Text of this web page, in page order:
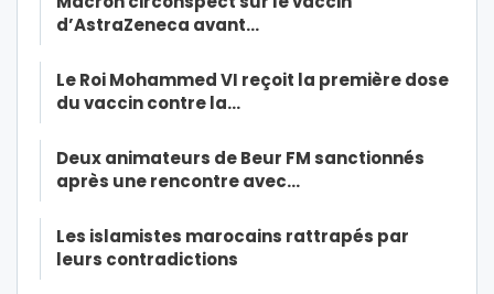
d’AstraZeneca avant…
Le Roi Mohammed VI reçoit la première dose
du vaccin contre la…
Deux animateurs de Beur FM sanctionnés
après une rencontre avec…
Les islamistes marocains rattrapés par
leurs contradictions